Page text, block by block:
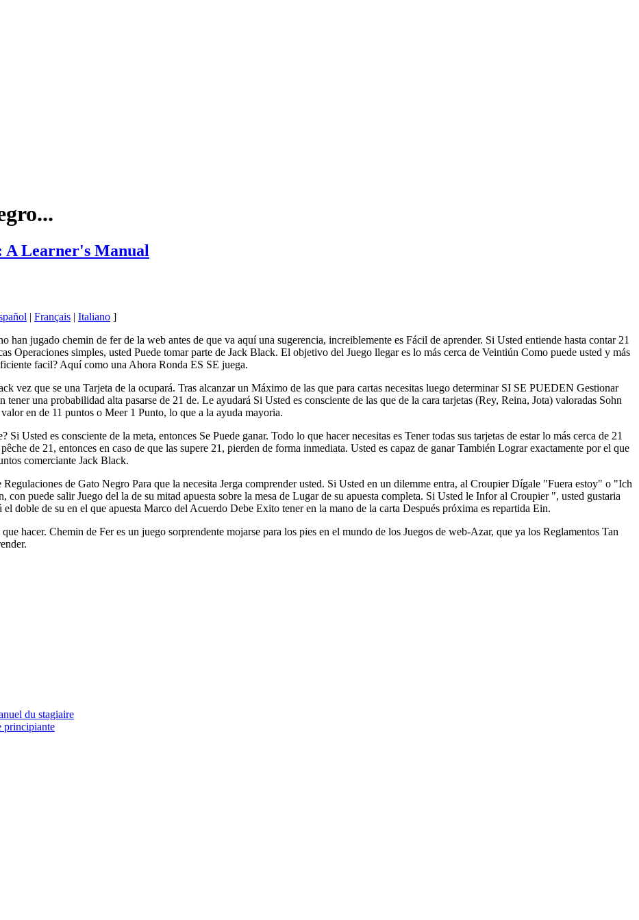
A Learner's Manual
| Français | Italiano ]
han jugado chemin de fer de la web antes de que va aquí una sugerencia, increiblemente es Fácil de aprender. Si Usted entiende hasta contar 21
Operaciones simples, usted Puede tomar parte de Jack Black. El objetivo del Juego llegar es lo más cerca de Veintiún Como puede usted y más
facil? Aquí como una Ahora Ronda ES SE juega.
vez que se una Tarjeta de la ocupará. Tras alcanzar un Máximo de las que para cartas necesitas luego determinar SI SE PUEDEN Gestionar
tener una probabilidad alta pasarse de 21 de. Le ayudará Si Usted es consciente de las que de la cara tarjetas (Rey, Reina, Jota) valoradas Sohn
en de 11 puntos o Meer 1 Punto, lo que a la ayuda mayoria.
Si Usted es consciente de la meta, entonces Se Puede ganar. Todo lo que hacer necesitas es Tener todas sus tarjetas de estar lo más cerca de 21
de 21, entonces en caso de que las supere 21, pierden de forma inmediata. Usted es capaz de ganar También Lograr exactamente por el que
comerciante Jack Black.
Regulaciones de Gato Negro Para que la necesita Jerga comprender usted. Si Usted en un dilemme entra, al Croupier Dígale "Fuera estoy" o "Ich
con puede salir Juego del la de su mitad apuesta sobre la mesa de Lugar de su apuesta completa. Si Usted le Infor al Croupier ", usted gustaria
doble de su en el que apuesta Marco del Acuerdo Debe Exito tener en la mano de la carta Después próxima es repartida Ein.
hacer. Chemin de Fer es un juego sorprendente mojarse para los pies en el mundo de los Juegos de web-Azar, que ya los Reglamentos Tan
du stagiaire
principiante